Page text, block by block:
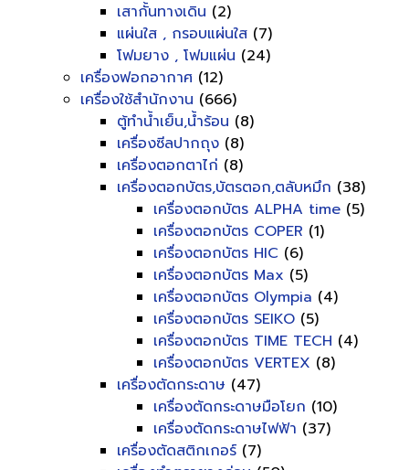
เสากั้นทางเดิน (2)
แผ่นใส , กรอบแผ่นใส (7)
โฟมยาง , โฟมแผ่น (24)
เครื่องฟอกอากาศ (12)
เครื่องใช้สำนักงาน (666)
ตู้ทำน้ำเย็น,น้ำร้อน (8)
เครื่องซีลปากถุง (8)
เครื่องตอกตาไก่ (8)
เครื่องตอกบัตร,บัตรตอก,ตลับหมึก (38)
เครื่องตอกบัตร ALPHA time (5)
เครื่องตอกบัตร COPER (1)
เครื่องตอกบัตร HIC (6)
เครื่องตอกบัตร Max (5)
เครื่องตอกบัตร Olympia (4)
เครื่องตอกบัตร SEIKO (5)
เครื่องตอกบัตร TIME TECH (4)
เครื่องตอกบัตร VERTEX (8)
เครื่องตัดกระดาษ (47)
เครื่องตัดกระดาษมือโยก (10)
เครื่องตัดกระดาษไฟฟ้า (37)
เครื่องตัดสติกเกอร์ (7)